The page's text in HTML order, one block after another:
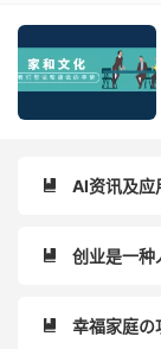
 AI资讯及应
 创业是一种
 幸福家庭の